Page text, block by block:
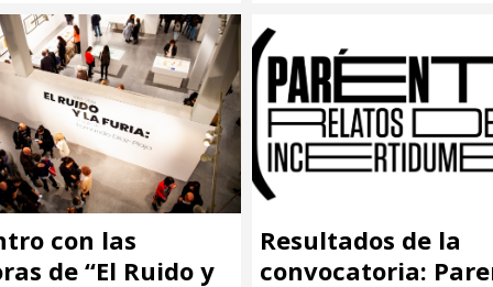
con las
de “El Ruido y
Resultados de la
convocatoria: